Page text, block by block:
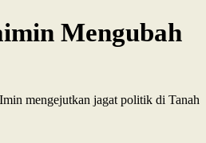
Mengubah
mengejutkan jagat politik di Tanah